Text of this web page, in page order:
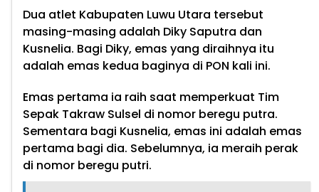
Dua atlet Kabupaten Luwu Utara tersebut
masing-masing adalah Diky Saputra dan
Kusnelia. Bagi Diky, emas yang diraihnya itu
adalah emas kedua baginya di PON kali ini.
Emas pertama ia raih saat memperkuat Tim
Sepak Takraw Sulsel di nomor beregu putra.
Sementara bagi Kusnelia, emas ini adalah emas
pertama bagi dia. Sebelumnya, ia meraih perak
di nomor beregu putri.